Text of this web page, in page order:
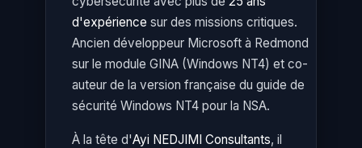
d'expérience sur des missions critiques.
Ancien développeur Microsoft à Redmond
sur le module GINA (Windows NT4) et co-
auteur de la version française du guide de
sécurité Windows NT4 pour la NSA.
À la tête d'Ayi NEDJIMI Consultants, il